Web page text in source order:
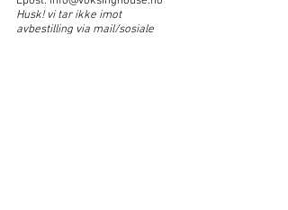
Husk! vi tar ikke imot
avbestilling via mail/sosiale